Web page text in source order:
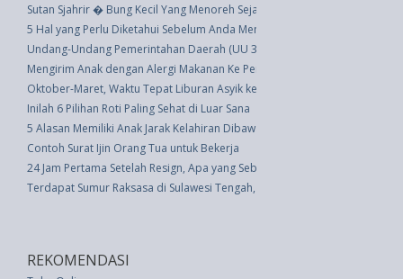
Sutan Sjahrir � Bung Kecil Yang Menoreh Sejarah Besar
5 Hal yang Perlu Diketahui Sebelum Anda Menyemprotkan Hama
Undang-Undang Pemerintahan Daerah (UU 32 thn 2004)
Mengirim Anak dengan Alergi Makanan Ke Perkemahan, Simak Tips Ini
Oktober-Maret, Waktu Tepat Liburan Asyik ke Hongkong Disneyland
Inilah 6 Pilihan Roti Paling Sehat di Luar Sana
5 Alasan Memiliki Anak Jarak Kelahiran Dibawah 2 Tahun
Contoh Surat Ijin Orang Tua untuk Bekerja
24 Jam Pertama Setelah Resign, Apa yang Sebaiknya Dilakukan?
Terdapat Sumur Raksasa di Sulawesi Tengah, Konon Dapat
REKOMENDASI